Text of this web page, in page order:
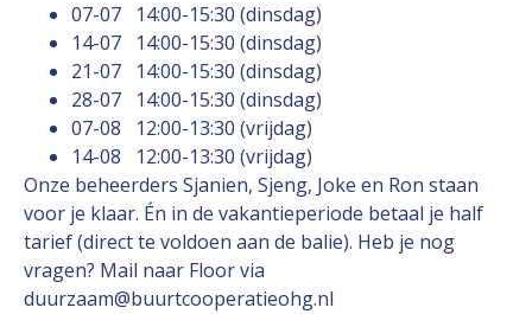
07-07 14:00-15:30 (dinsdag)
14-07 14:00-15:30 (dinsdag)
21-07 14:00-15:30 (dinsdag)
28-07 14:00-15:30 (dinsdag)
07-08 12:00-13:30 (vrijdag)
14-08 12:00-13:30 (vrijdag)
Onze beheerders Sjanien, Sjeng, Joke en Ron staan
voor je klaar. Én in de vakantieperiode betaal je half
tarief (direct te voldoen aan de balie). Heb je nog
vragen? Mail naar Floor via
duurzaam@buurtcooperatieohg.nl